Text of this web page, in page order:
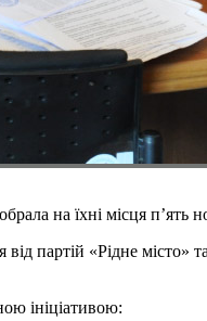
на їхні місця п’ять
партій «Рідне місто»
ініціативою: